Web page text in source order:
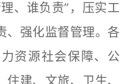
、谁负责”，压实工
、强化监督管理。各
资源社会保障、公
建、文旅、卫生、